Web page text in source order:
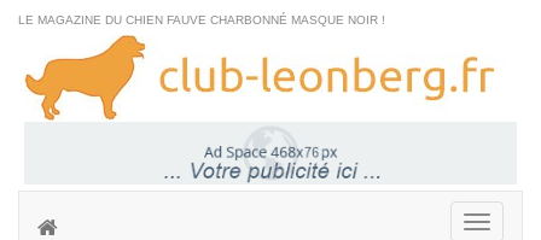
LE MAGAZINE DU CHIEN FAUVE CHARBONNÉ MASQUE NOIR !